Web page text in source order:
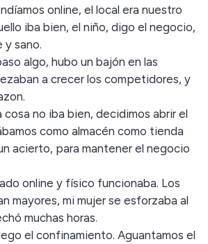
online, el local era nuestro
iba bien, el niño, digo el negocio,
sano.
algo, hubo un bajón en las
a crecer los competidores, y
cosa no iba bien, decidimos abrir el
como almacén como tienda
acierto, para mantener el negocio
online y físico funcionaba. Los
mayores, mi mujer se esforzaba al
muchas horas.
el confinamiento. Aguantamos el